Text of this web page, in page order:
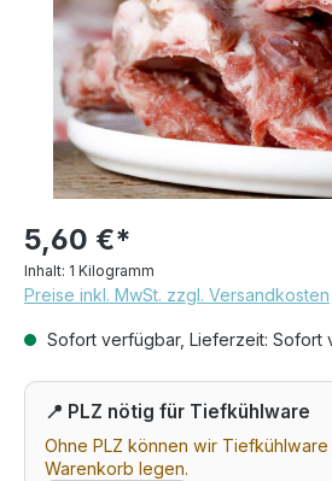
5,60 €*
Inhalt: 1 Kilogramm
Preise inkl. MwSt. zzgl. Versandkosten
Sofort verfügbar, Lieferzeit: Sofort
📍 PLZ nötig für Tiefkühlware
Ohne PLZ können wir
Warenkorb legen.